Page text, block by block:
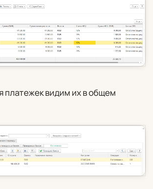
платежек видим их в общем